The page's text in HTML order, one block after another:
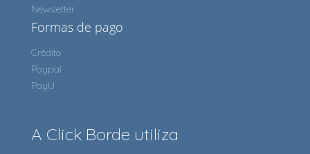
Newsletter
Formas de pago
Crédito
Paypal
PayU
A Click Borde utiliza